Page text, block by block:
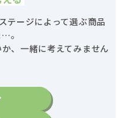
テージによって選ぶ商品
。
、一緒に考えてみません